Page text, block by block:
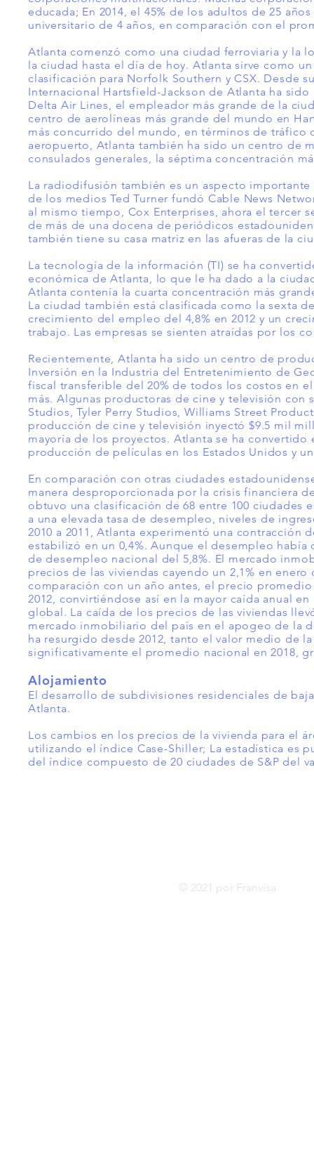
educada; En 2014, el 45% de los adultos de 25
universitario de 4 años, en comparación con el
Atlanta comenzó como una ciudad ferroviaria y la
la ciudad hasta el día de hoy. Atlanta sirve como
clasificación para Norfolk Southern y CSX. Desde
Internacional Hartsfield-Jackson de Atlanta ha
Delta Air Lines, el empleador más grande de la
centro de aerolíneas más grande del mundo en
más concurrido del mundo, en términos de tráfico
aeropuerto, Atlanta también ha sido un centro de
consulados generales, la séptima concentración
La radiodifusión también es un aspecto
de los medios Ted Turner fundó Cable News
al mismo tiempo, Cox Enterprises, ahora el tercer
de más de una docena de periódicos
también tiene su casa matriz en las afueras de la
La tecnología de la información (TI) se ha
económica de Atlanta, lo que le ha dado a la
Atlanta contenía la cuarta concentración más
La ciudad también está clasificada como la sexta
crecimiento del empleo del 4,8% en 2012 y un
trabajo. Las empresas se sienten atraídas por los
Recientemente, Atlanta ha sido un centro de
Inversión en la Industria del Entretenimiento de
fiscal transferible del 20% de todos los costos en
más. Algunas productoras de cine y televisión con
Studios, Tyler Perry Studios, Williams Street
producción de cine y televisión inyectó $9.5 mil
mayoría de los proyectos. Atlanta se ha
producción de películas en los Estados Unidos y
En comparación con otras ciudades
manera desproporcionada por la crisis financiera
obtuvo una clasificación de 68 entre 100
a una elevada tasa de desempleo, niveles de
2010 a 2011, Atlanta experimentó una contracción
estabilizó en un 0,4%. Aunque el desempleo había
de desempleo nacional del 5,8%. El mercado
precios de las viviendas cayendo un 2,1% en
comparación con un año antes, el precio
2012, convirtiéndose así en la mayor caída anual
global. La caída de los precios de las viviendas
mercado inmobiliario del país en el apogeo de la
ha resurgido desde 2012, tanto el valor medio de
significativamente el promedio nacional en 2018,
Alojamiento
El desarrollo de subdivisiones residenciales de
Atlanta.
Los cambios en los precios de la vivienda para el
utilizando el índice Case-Shiller; La estadística es
del índice compuesto de 20 ciudades de S&P del
© 2021 por